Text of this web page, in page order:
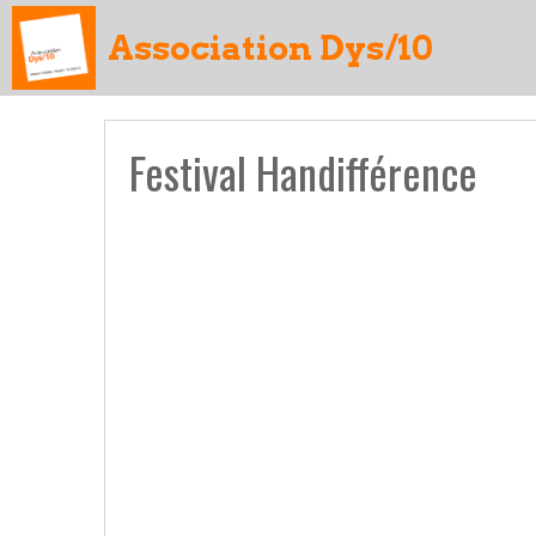
Association Dys/10
Festival Handifférence